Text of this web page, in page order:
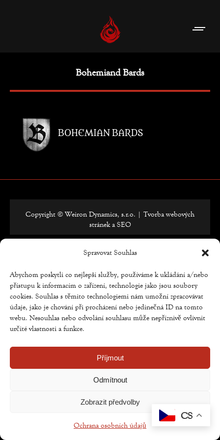
Spravovat Souhlas
Abychom poskytli co nejlepší služby, používáme k ukládání a/nebo
přístupu k informacím o zařízení, technologie jako jsou soubory
cookies. Souhlas s těmito technologiemi nám umožní zpracovávat
údaje, jako je chování při procházení nebo jedinečná ID na tomto
webu. Nesouhlas nebo odvolání souhlasu může nepříznivě ovlivnit
určité vlastnosti a funkce.
Příjmout
Odmítnout
Zobrazit předvolby
Ochrana osobních údajů
Bohemiand Bards
Copyright © Weiron Dynamics, s.r.o. | Tvorba webových
stránekaSEO
CS